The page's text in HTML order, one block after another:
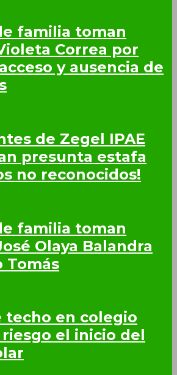
familia toman
Correa por
y ausencia de
de Zegel IPAE
presunta estafa
no reconocidos!
familia toman
Olaya Balandra
Tomás
techo en colegio
el inicio del